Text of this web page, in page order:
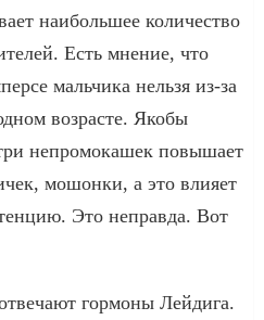
наибольшее количество
Есть мнение, что
мальчика нельзя из-за
возрасте. Якобы
непромокашек повышает
мошонки, а это влияет
Это неправда. Вот
гормоны Лейдига.